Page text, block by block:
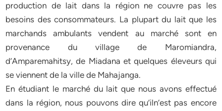
production de lait dans la région ne couvre pas les
besoins des consommateurs. La plupart du lait que les
marchands ambulants vendent au marché sont en
provenance du village de Maromiandra,
d’Amparemahitsy, de Miadana et quelques éleveurs qui
se viennent de la ville de Mahajanga.
En étudiant le marché du lait que nous avons effectué
dans la région, nous pouvons dire qu’iln’est pas encore